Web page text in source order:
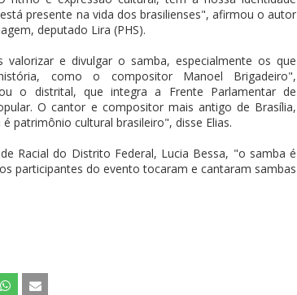
presente na vida dos brasilienses", afirmou o autor
deputado Lira (PHS).
valorizar e divulgar o samba, especialmente os que
como o compositor Manoel Brigadeiro",
o distrital, que integra a Frente Parlamentar de
O cantor e compositor mais antigo de Brasília,
patrimônio cultural brasileiro", disse Elias.
Racial do Distrito Federal, Lucia Bessa, "o samba é
participantes do evento tocaram e cantaram sambas